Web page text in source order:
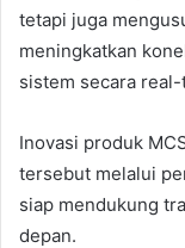
tetapi juga
meningkatkan
sistem secara
Inovasi produk
tersebut melalui
siap mendukung
depan.